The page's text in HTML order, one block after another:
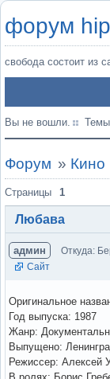
форум
свобода состоит из
Вы не вошли.
Форум » Кино
Страницы 1
Любава
админ Откуда:
Сайт
Оригинальное
Год выпуска: 1987
Жанр:
Выпущено:
Режиссер: Алексей